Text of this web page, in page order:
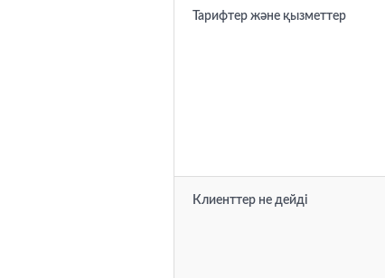
Тарифтер және қызметтер
Клиенттер не дейді